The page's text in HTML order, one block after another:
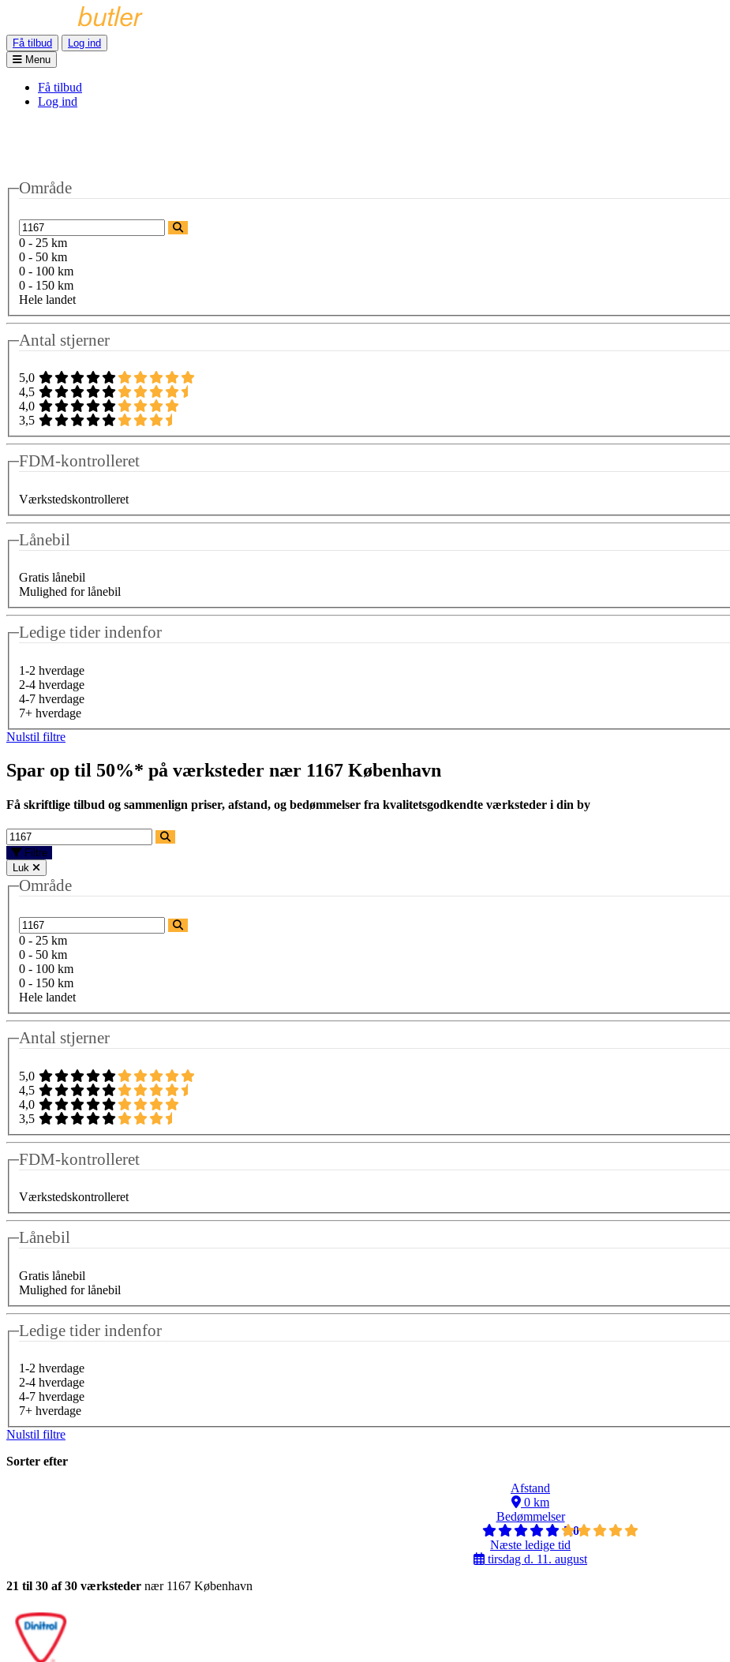
Få tilbud
Log ind
Menu
Få tilbud
Log ind
Område
0 - 25 km
0 - 50 km
0 - 100 km
0 - 150 km
Hele landet
Antal stjerner
5,0
4,5
4,0
3,5
FDM-kontrolleret
Værkstedskontrolleret
Lånebil
Gratis lånebil
Mulighed for lånebil
Ledige tider indenfor
1-2 hverdage
2-4 hverdage
4-7 hverdage
7+ hverdage
Nulstil filtre
Spar op til 50%* på værksteder nær 1167 København
Få skriftlige tilbud og sammenlign priser, afstand, og bedømmelser fra kvalitetsgodkendte værksteder i din by
Filtre
Luk
Område
0 - 25 km
0 - 50 km
0 - 100 km
0 - 150 km
Hele landet
Antal stjerner
5,0
4,5
4,0
3,5
FDM-kontrolleret
Værkstedskontrolleret
Lånebil
Gratis lånebil
Mulighed for lånebil
Ledige tider indenfor
1-2 hverdage
2-4 hverdage
4-7 hverdage
7+ hverdage
Nulstil filtre
Sorter efter
Afstand
0 km
Bedømmelser
5,0
Næste ledige tid
tirsdag d. 11. august
21 til 30 af 30 værksteder nær 1167 København